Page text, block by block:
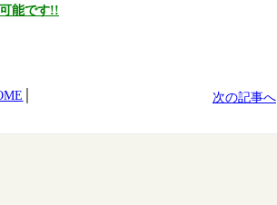
能です!!
次の記事へ